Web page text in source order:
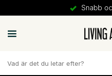
Snabb